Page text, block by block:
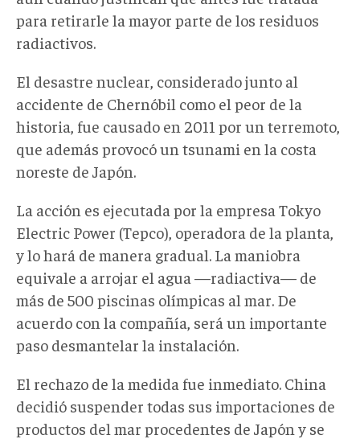
para retirarle la mayor parte de los residuos
radiactivos.
El desastre nuclear, considerado junto al
accidente de Chernóbil como el peor de la
historia, fue causado en 2011 por un terremoto,
que además provocó un tsunami en la costa
noreste de Japón.
La acción es ejecutada por la empresa Tokyo
Electric Power (Tepco), operadora de la planta,
y lo hará de manera gradual. La maniobra
equivale a arrojar el agua —radiactiva— de
más de 500 piscinas olímpicas al mar. De
acuerdo con la compañía, será un importante
paso desmantelar la instalación.
El rechazo de la medida fue inmediato. China
decidió suspender todas sus importaciones de
productos del mar procedentes de Japón y se